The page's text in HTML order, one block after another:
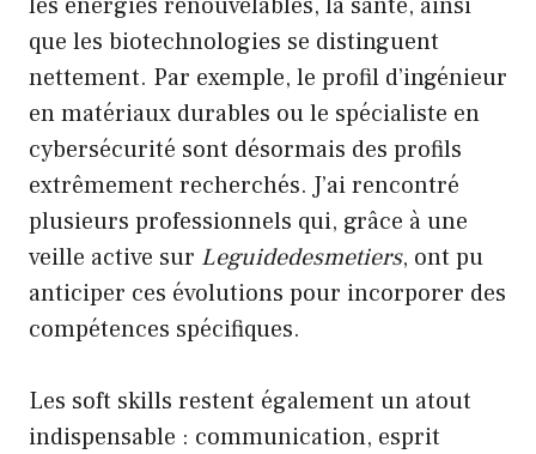
que les biotechnologies se distinguent
nettement. Par exemple, le profil d’ingénieur
en matériaux durables ou le spécialiste en
cybersécurité sont désormais des profils
extrêmement recherchés. J’ai rencontré
plusieurs professionnels qui, grâce à une
veille active sur Leguidedesmetiers, ont pu
anticiper ces évolutions pour incorporer des
compétences spécifiques.
Les soft skills restent également un atout
indispensable : communication, esprit